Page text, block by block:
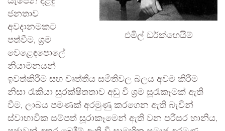
එමිල් ඩර්ක්හෙයිම්
ජනතාව
අවදානමකට
පත්වීම, ශ්‍රම
වෙළෙඳපොලේ
නියාමනයන්
ඉවත්කිරීම සහ වෘත්තීය සමිතිවල බලය අවම කිරීම
නිසා රැකියා සුරක්ෂිතතාව අඩු වී ශ්‍රම සූරෑකෑමක් ඇති
වීම, ලාබය පමණක් අරමුණු කරගෙන ඇති බැවින්
ස්වාභාවික සම්පත් සූරාකෑමෙන් ඇති වන පරිසර හානිය,